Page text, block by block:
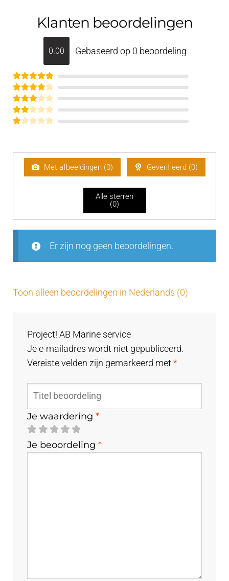
Klanten beoordelingen
0.00 Gebaseerd op 0 beoordeling
Gewaardeerd
5uit 5
Gewaardee
rd4uit 5
Gewaar
deerd3
Gew
uit 5
w
uit
Met afbeeldingen (0) Geverifieerd (0)
Alle sterren
(0)
Er zijn nog geen beoordelingen.
Toon alleen beoordelingen in Nederlands (0)
Project! AB Marine service
Je e-mailadres wordt niet gepubliceerd.
Vereiste velden zijn gemarkeerd met*
Je waardering*
Je beoordeling*